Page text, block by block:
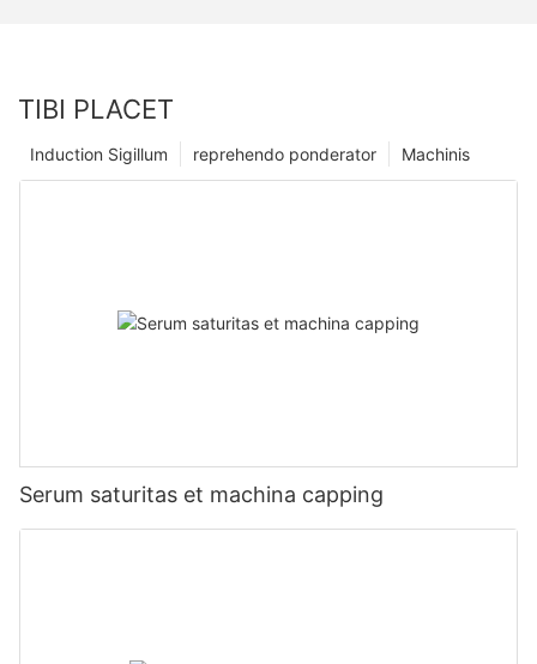
TIBI PLACET
Machinis
reprehendo ponderator
Induction Sigillum
Serum saturitas et machina capping